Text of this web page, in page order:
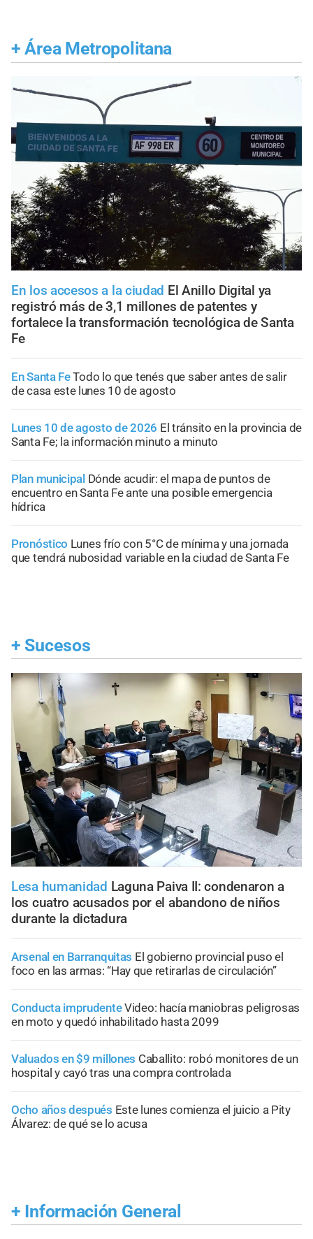
+ Área Metropolitana
En los accesos a la ciudad El Anillo Digital ya
registró más de 3,1 millones de patentes y
fortalece la transformación tecnológica de Santa
Fe
En Santa FeTodo lo que tenés que saber antes de salir
de casa este lunes 10 de agosto
Lunes 10 de agosto de 2026 El tránsito en la provincia de
Santa Fe; la información minuto a minuto
Plan municipal Dónde acudir: el mapa de puntos de
encuentro en Santa Fe ante una posible emergencia
hídrica
Pronóstico Lunes frío con 5°C de mínima y una jornada
que tendrá nubosidad variable en la ciudad de Santa Fe
+ Sucesos
Lesa humanidad Laguna Paiva II: condenaron a
los cuatro acusados por el abandono de niños
durante la dictadura
Arsenal en Barranquitas El gobierno provincial puso el
foco en las armas: “Hay que retirarlas de circulación”
Conducta imprudenteVideo: hacía maniobras peligrosas
en moto y quedó inhabilitado hasta 2099
Valuados en $9 millones Caballito: robó monitores de un
hospital y cayó tras una compra controlada
Ocho años después Este lunes comienza el juicio a Pity
Álvarez: de qué se lo acusa
+ Información General